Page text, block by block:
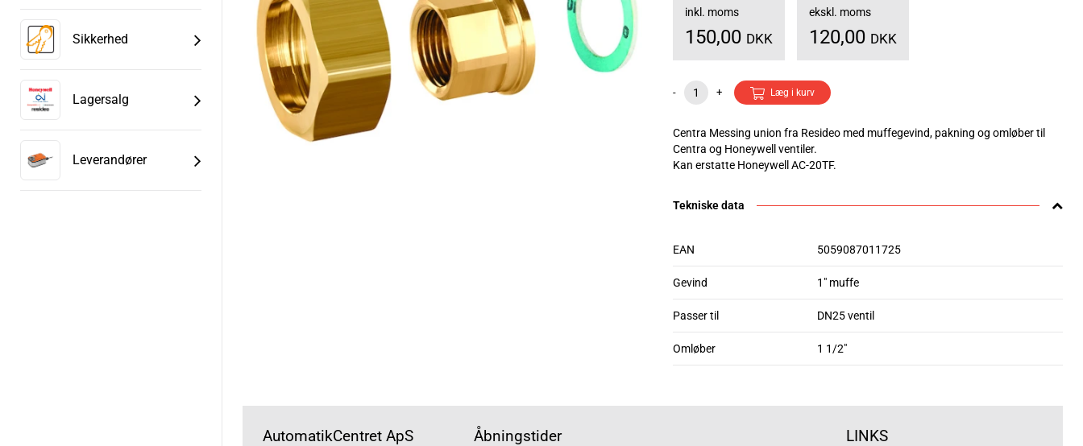
Sikkerhed
Lagersalg
Leverandører
inkl. moms
150,00 DKK
ekskl. moms
120,00 DKK
- + Læg i kurv
Centra Messing union fra Resideo med muffegevind, pakning og omløber til
Centra og Honeywell ventiler.
Kan erstatte Honeywell AC-20TF.
Tekniske data
EAN 5059087011725
Gevind 1" muffe
Passer til DN25 ventil
Omløber 1 1/2"
AutomatikCentret ApS Åbningstider LINKS